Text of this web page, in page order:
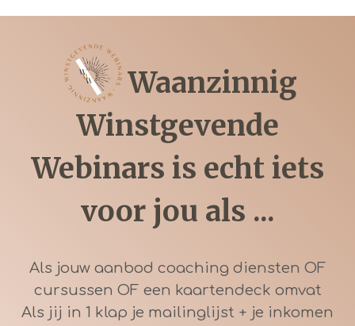
Waanzinnig
Winstgevende
Webinars is echt iets
voor jou als ...
Als jouw aanbod coaching diensten OF
cursussen OF een kaartendeck omvat
Als jij in 1 klap je mailinglijst + je inkomen